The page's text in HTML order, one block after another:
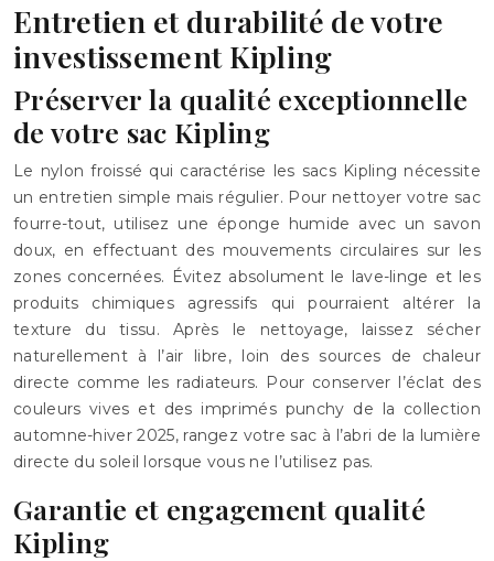
Entretien et durabilité de votre
investissement Kipling
Préserver la qualité exceptionnelle
de votre sac Kipling
Le nylon froissé qui caractérise les sacs Kipling nécessite
un entretien simple mais régulier. Pour nettoyer votre sac
fourre-tout, utilisez une éponge humide avec un savon
doux, en effectuant des mouvements circulaires sur les
zones concernées. Évitez absolument le lave-linge et les
produits chimiques agressifs qui pourraient altérer la
texture du tissu. Après le nettoyage, laissez sécher
naturellement à l’air libre, loin des sources de chaleur
directe comme les radiateurs. Pour conserver l’éclat des
couleurs vives et des imprimés punchy de la collection
automne-hiver 2025, rangez votre sac à l’abri de la lumière
directe du soleil lorsque vous ne l’utilisez pas.
Garantie et engagement qualité
Kipling